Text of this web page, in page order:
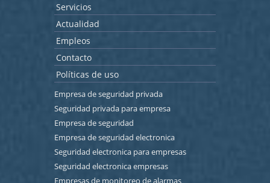
Servicios
Actualidad
Empleos
Contacto
Políticas de uso
Empresa de seguridad privada
Seguridad privada para empresa
Empresa de seguridad
Empresa de seguridad electronica
Seguridad electronica para empresas
Seguridad electronica empresas
Empresas de monitoreo de alarmas